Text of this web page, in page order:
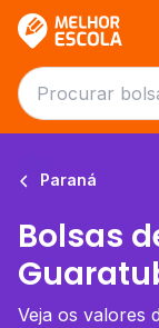
Paraná
Bolsas
Veja os valores